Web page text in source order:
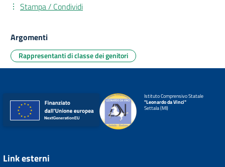
Stampa / Condividi
Argomenti
Rappresentanti di classe dei genitori
Istituto Comprensivo Statale
"Leonardo da Vinci"
Settala (MI)
Link esterni